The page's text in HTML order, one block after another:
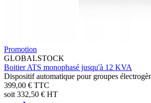
Promotion
GLOBALSTOCK
Boitier ATS monophasé jusqu'à 12 KVA
Dispositif automatique pour groupes
399,00 € TTC
soit 332,50 € HT